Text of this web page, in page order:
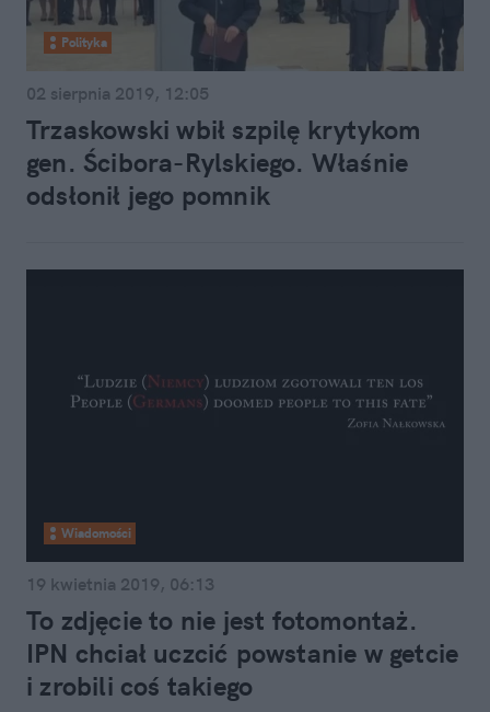
Polityka
02 sierpnia 2019, 12:05
Trzaskowski wbił szpilę krytykom
gen. Ścibora-Rylskiego. Właśnie
odsłonił jego pomnik
Wiadomości
19 kwietnia 2019, 06:13
To zdjęcie to nie jest fotomontaż.
IPN chciał uczcić powstanie w getcie
i zrobili coś takiego